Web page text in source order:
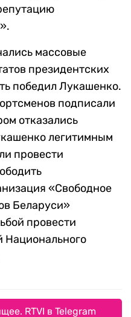
массовые
президентских
победил Лукашенко.
подписали
отказались
легитимным
провести
«Свободное
Беларуси»
провести
Национального
RTVI в Telegram